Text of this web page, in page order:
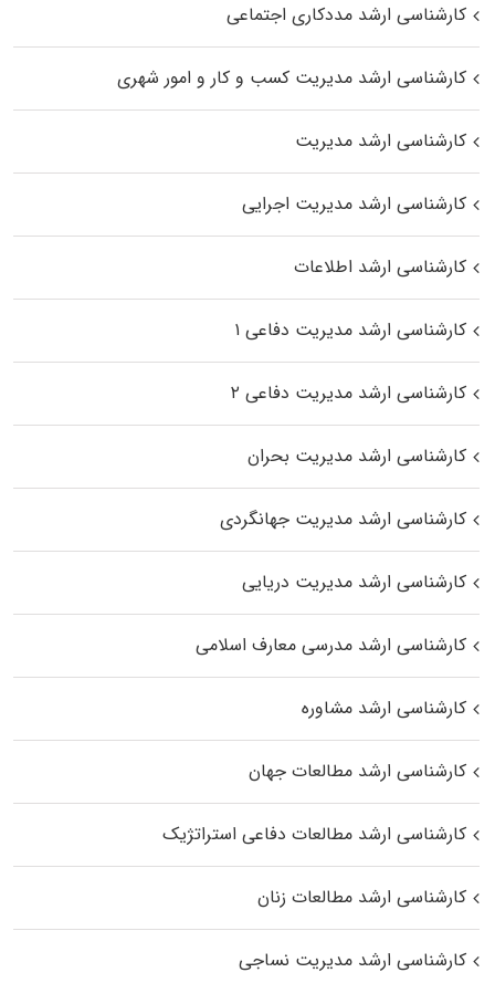
کارشناسی ارشد مددکاری اجتماعی
کارشناسی ارشد مدیریت کسب و کار و امور شهری
کارشناسی ارشد مدیریت
کارشناسی ارشد مدیریت اجرایی
کارشناسی ارشد اطلاعات
کارشناسی ارشد مدیریت دفاعی ۱
کارشناسی ارشد مدیریت دفاعی ۲
کارشناسی ارشد مدیریت بحران
کارشناسی ارشد مدیریت جهانگردی
کارشناسی ارشد مدیریت دریایی
کارشناسی ارشد مدرسی معارف اسلامی
کارشناسی ارشد مشاوره
کارشناسی ارشد مطالعات جهان
کارشناسی ارشد مطالعات دفاعی استراتژیک
کارشناسی ارشد مطالعات زنان
کارشناسی ارشد مدیریت نساجی